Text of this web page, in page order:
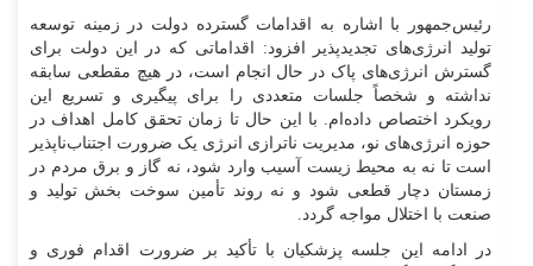
رئیس‌جمهور با اشاره به اقدامات گسترده دولت در زمینه توسعه
تولید انرژی‌های تجدیدپذیر افزود: اقداماتی که در این دولت برای
گسترش انرژی‌های پاک در حال انجام است، در هیچ مقطعی سابقه
نداشته و شخصاً جلسات متعددی را برای پیگیری و تسریع این
رویکرد اختصاص داده‌ام. با این حال تا زمان تحقق کامل اهداف در
حوزه انرژی‌های نو، مدیریت ناترازی انرژی یک ضرورت اجتناب‌ناپذیر
است تا نه به محیط زیست آسیب وارد شود، نه گاز و برق مردم در
زمستان دچار قطعی شود و نه روند تأمین سوخت بخش تولید و
صنعت با اختلال مواجه گردد.
در ادامه این جلسه پزشکیان با تأکید بر ضرورت اقدام فوری و